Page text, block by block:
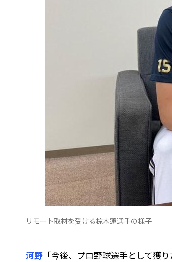
リモート取材を受ける椋木蓮選手の様子
河野 「今後、プロ野球選手として獲